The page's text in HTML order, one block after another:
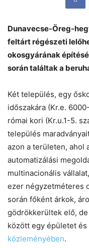
Dunavecse-Öreg-
feltárt régészeti
okosgyárának
során találtak a
Két település, egy
időszakára (Kr.e.
római kori (Kr.u.1-5.
település
azon a területen, ahol
automatizálási
multinacionális
ezer négyzetméteres
során főként árkok,
gödrökkerültek elő,
között egy épületet
közleményében.